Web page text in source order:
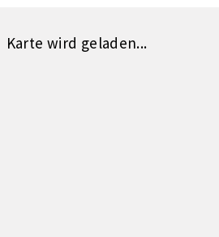
Karte wird geladen...